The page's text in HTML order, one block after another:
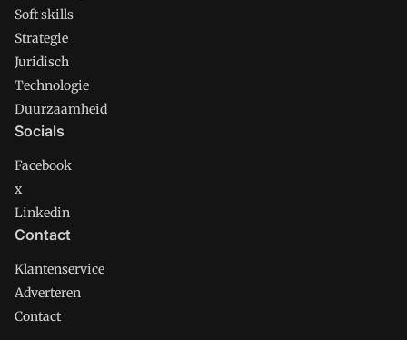
Soft skills
Strategie
Juridisch
Technologie
Duurzaamheid
Socials
Facebook
x
Linkedin
Contact
Klantenservice
Adverteren
Contact